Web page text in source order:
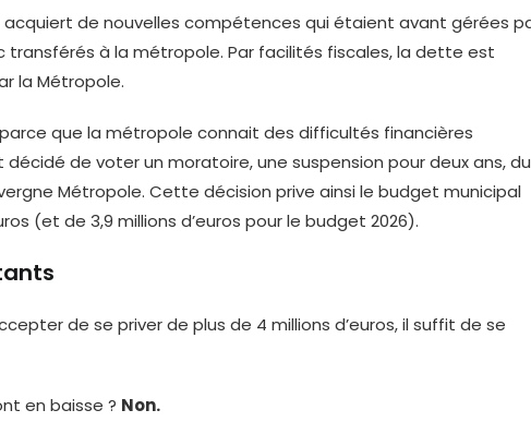
publication :
acquiert de nouvelles compétences qui étaient avant gérées
à la métropole. Par facilités fiscales, la dette est
la Métropole.
que la métropole connait des difficultés financières
de voter un moratoire, une suspension pour deux ans, du
Métropole. Cette décision prive ainsi le budget municipal
(et de 3,9 millions d’euros pour le budget 2026).
de se priver de plus de 4 millions d’euros, il suffit de se
en baisse ? Non.